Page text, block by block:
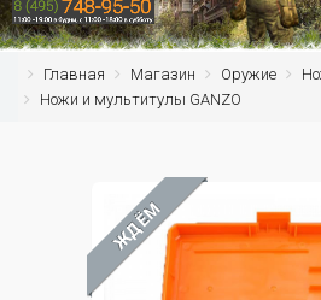
Главная Магазин Оружие
Ножи и мультитулы GANZO
ЖДЁМ